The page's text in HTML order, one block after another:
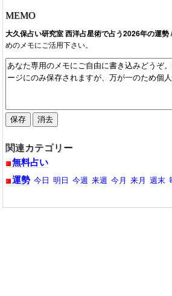
MEMO
大久保占い研究室 西洋占星術で占う2026年の運勢
めのメモにご活用下さい。
関連カテゴリー
無料占い
運勢 今日 明日 今週 来週 今月 来月 週末